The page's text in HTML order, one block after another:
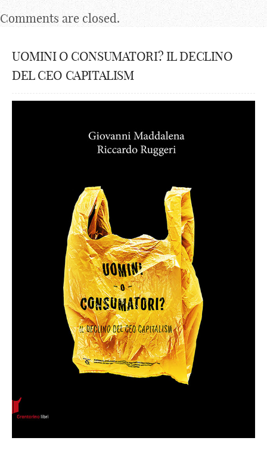
Comments are closed.
UOMINI O CONSUMATORI? IL DECLINO
DEL CEO CAPITALISM